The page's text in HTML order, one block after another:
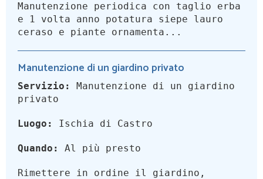
Manutenzione periodica con taglio erba
e 1 volta anno potatura siepe lauro
ceraso e piante ornamenta...
Manutenzione di un giardino privato
Servizio:
Manutenzione di un giardino
privato
Luogo: Ischia di Castro
Quando: Al più presto
Rimettere in ordine il giardino,